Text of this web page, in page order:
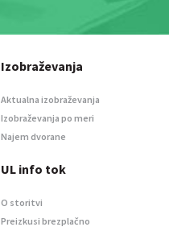
Izobraževanja
Aktualna izobraževanja
Izobraževanja po meri
Najem dvorane
UL info tok
O storitvi
Preizkusi brezplačno